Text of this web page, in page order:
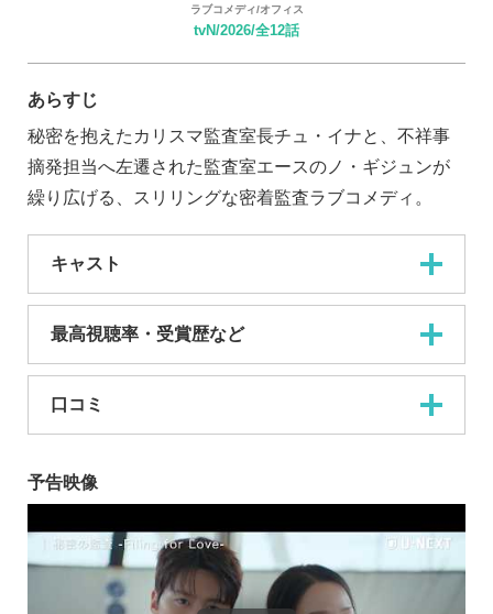
ラブコメディ/オフィス
tvN/2026/全12話
あらすじ
秘密を抱えたカリスマ監査室長チュ・イナと、不祥事
摘発担当へ左遷された監査室エースのノ・ギジュンが
繰り広げる、スリリングな密着監査ラブコメディ。
キャスト
最高視聴率・受賞歴など
口コミ
予告映像